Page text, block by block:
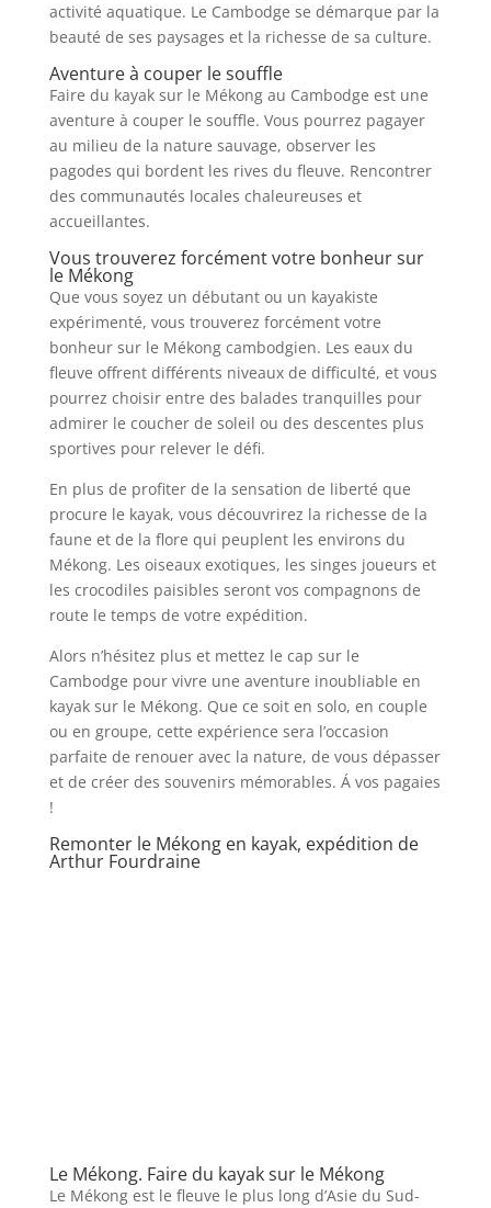
activité aquatique. Le Cambodge se démarque par la
beauté de ses paysages et la richesse de sa culture.
Aventure à couper le souffle
Faire du kayak sur le Mékong au Cambodge est une
aventure à couper le souffle. Vous pourrez pagayer
au milieu de la nature sauvage, observer les
pagodes qui bordent les rives du fleuve. Rencontrer
des communautés locales chaleureuses et
accueillantes.
Vous trouverez forcément votre bonheur sur
le Mékong
Que vous soyez un débutant ou un kayakiste
expérimenté, vous trouverez forcément votre
bonheur sur le Mékong cambodgien. Les eaux du
fleuve offrent différents niveaux de difficulté, et vous
pourrez choisir entre des balades tranquilles pour
admirer le coucher de soleil ou des descentes plus
sportives pour relever le défi.
En plus de profiter de la sensation de liberté que
procure le kayak, vous découvrirez la richesse de la
faune et de la flore qui peuplent les environs du
Mékong. Les oiseaux exotiques, les singes joueurs et
les crocodiles paisibles seront vos compagnons de
route le temps de votre expédition.
Alors n’hésitez plus et mettez le cap sur le
Cambodge pour vivre une aventure inoubliable en
kayak sur le Mékong. Que ce soit en solo, en couple
ou en groupe, cette expérience sera l’occasion
parfaite de renouer avec la nature, de vous dépasser
et de créer des souvenirs mémorables. Á vos pagaies
!
Remonter le Mékong en kayak, expédition de
Arthur Fourdraine
Le Mékong. Faire du kayak sur le Mékong
Le Mékong est le fleuve le plus long d’Asie du Sud-